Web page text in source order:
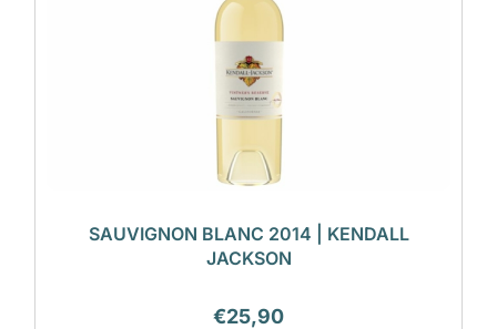
SAUVIGNON BLANC 2014 | KENDALL
JACKSON
€25,90